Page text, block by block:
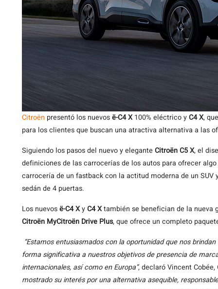
Citroën presentó los nuevosë-C4 X100% eléctrico yC4 X,
para los clientes que buscan una atractiva alternativa a las
Siguiendo los pasos del nuevo y elegante Citroën C5 X, el
definiciones de las carrocerías de los autos para ofrecer
carrocería de un fastback con la actitud moderna de un
sedán de 4 puertas.
Los nuevosë-C4 XyC4 Xtambién se benefician de la nueva
Citroën MyCitroën Drive Plus, que ofrece un completo
“Estamos entusiasmados con la oportunidad que nos
forma significativa a nuestros objetivos de presencia de
internacionales, así como en Europa”, declaró Vincent Cobée,
mostrado su interés por una alternativa asequible,